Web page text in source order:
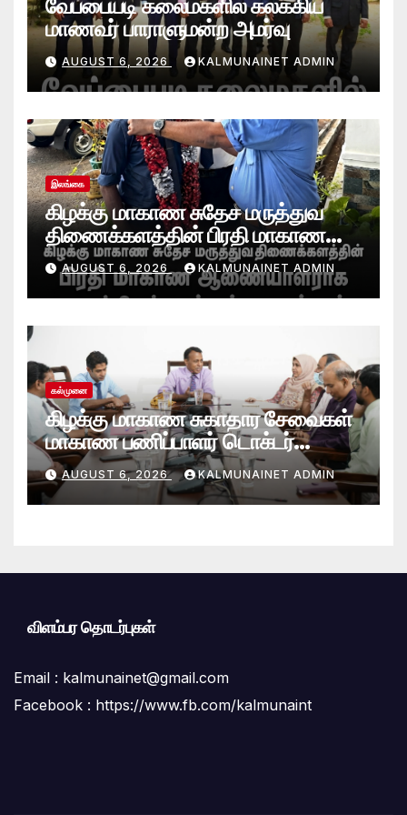
வேப்பையடி கலைமகளில் கலக்கிய
மாணவர் பாராளுமன்ற அமர்வு
AUGUST 6, 2026 KALMUNAINET ADMIN
இலங்கை
கிழக்கு மாகாண சுதேச மருத்துவ
திணைக்களத்தின் பிரதி மாகாண
ஆணையாளராக வைத்தியர் அன்டன்
அனஸ்டீன் கடமையேற்பு!
AUGUST 6, 2026 KALMUNAINET ADMIN
கல்முனை
கிழக்கு மாகாண சுகாதார சேவைகள்
மாகாண பணிப்பாளர் டொக்டர்
சரவணபவன் கல்முனை பிராந்திய
சுகாதார சேவைகள் பணிமனைக்கு
விஜயம்!
AUGUST 6, 2026 KALMUNAINET ADMIN
விளம்பர தொடர்புகள்
Email : kalmunainet@gmail.com
Facebook : https://www.fb.com/kalmunaint